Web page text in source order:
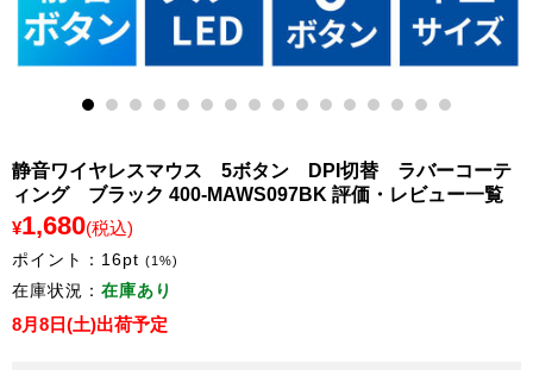
10 11 12 13 14 15
静音ワイヤレスマウス 5ボタン DPI切替 ラバーコーテ
ィング ブラック 400-MAWS097BK 評価・レビュー一覧
¥1,680(税込)
ポイント： 16pt (1%)
在庫状況： 在庫あり
8月8日(土)出荷予定